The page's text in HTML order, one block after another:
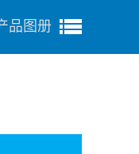
品图册